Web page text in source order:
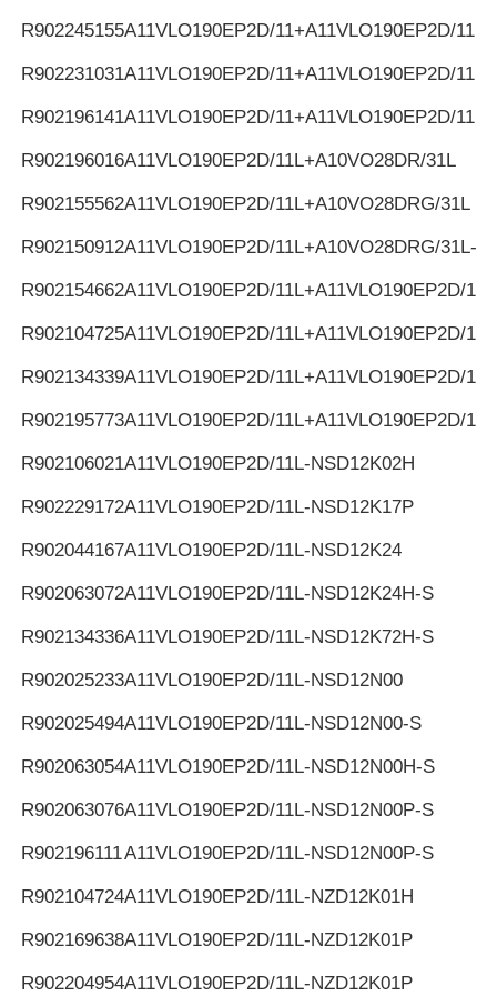
R902245155A11VLO190EP2D/11+A11VLO190EP2D/11
R902231031A11VLO190EP2D/11+A11VLO190EP2D/11
R902196141A11VLO190EP2D/11+A11VLO190EP2D/11
R902196016A11VLO190EP2D/11L+A10VO28DR/31L
R902155562A11VLO190EP2D/11L+A10VO28DRG/31L
R902150912A11VLO190EP2D/11L+A10VO28DRG/31L-K
R902154662A11VLO190EP2D/11L+A11VLO190EP2D/11L
R902104725A11VLO190EP2D/11L+A11VLO190EP2D/11L
R902134339A11VLO190EP2D/11L+A11VLO190EP2D/11L
R902195773A11VLO190EP2D/11L+A11VLO190EP2D/11L
R902106021A11VLO190EP2D/11L-NSD12K02H
R902229172A11VLO190EP2D/11L-NSD12K17P
R902044167A11VLO190EP2D/11L-NSD12K24
R902063072A11VLO190EP2D/11L-NSD12K24H-S
R902134336A11VLO190EP2D/11L-NSD12K72H-S
R902025233A11VLO190EP2D/11L-NSD12N00
R902025494A11VLO190EP2D/11L-NSD12N00-S
R902063054A11VLO190EP2D/11L-NSD12N00H-S
R902063076A11VLO190EP2D/11L-NSD12N00P-S
R902196111A11VLO190EP2D/11L-NSD12N00P-S
R902104724A11VLO190EP2D/11L-NZD12K01H
R902169638A11VLO190EP2D/11L-NZD12K01P
R902204954A11VLO190EP2D/11L-NZD12K01P